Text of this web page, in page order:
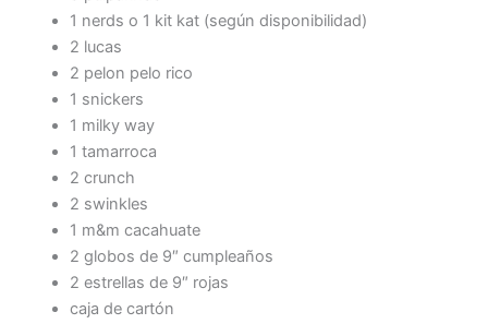
1 nerds o 1 kit kat (según disponibilidad)
2 lucas
2 pelon pelo rico
1 snickers
1 milky way
1 tamarroca
2 crunch
2 swinkles
1 m&m cacahuate
2 globos de 9″ cumpleaños
2 estrellas de 9″ rojas
caja de cartón